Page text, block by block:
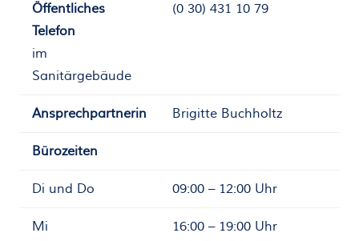
Öffentliches
Telefon
im
Sanitärgebäude
(0 30) 431 10 79
Ansprechpartnerin Brigitte Buchholtz
Bürozeiten
Di und Do 09:00 – 12:00 Uhr
Mi 16:00 – 19:00 Uhr